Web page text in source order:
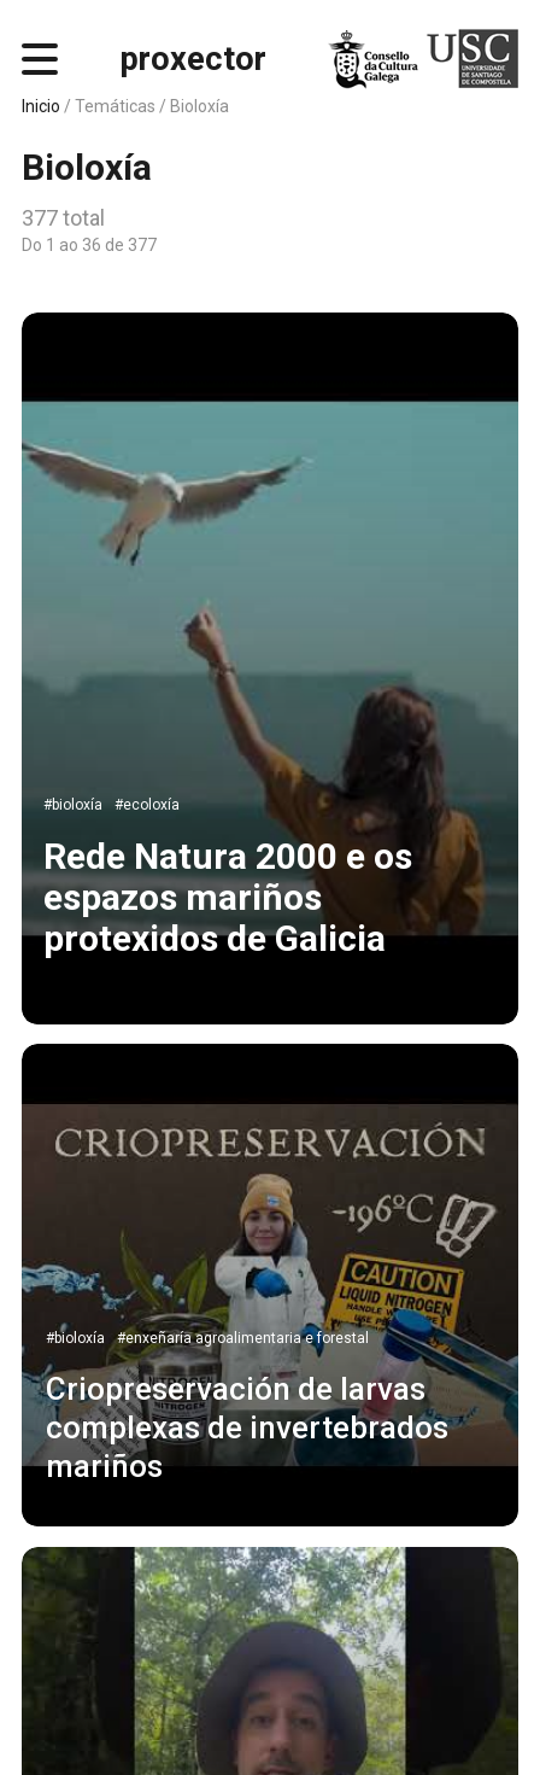
proxector
Inicio / Temáticas / Bioloxía
Bioloxía
377 total
Do 1 ao 36 de 377
#bioloxía #ecoloxía
Rede Natura 2000 e os
espazos mariños
protexidos de Galicia
#bioloxía #enxeñaría agroalimentaria e forestal
Criopreservación de larvas
complexas de invertebrados
mariños